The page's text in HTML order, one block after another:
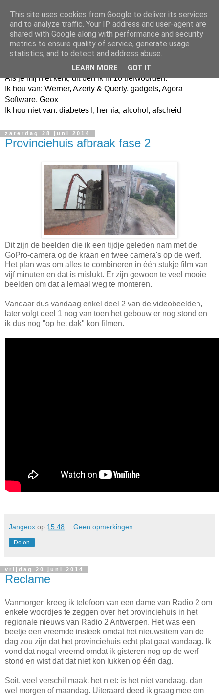
Jangeox' blog
Als je mij niet kent, dit ben ik in 10 trefwoorden.
Ik hou van: Werner, Azerty & Querty, gadgets, Agora
Software, Geox
Ik hou niet van: diabetes I, hernia, alcohol, afscheid
zaterdag 28 juni 2014
Provinciehuis afbraak fase 2
Dit zijn de beelden die ik een tijdje geleden nam met de
GoPro-camera op de kraan en twee camera's op de werf.
Het plan was om alles te combineren in één stukje film van
vijf minuten en dat is mislukt. Er zijn gewoon te veel mooie
beelden om dat allemaal weg te monteren.
Vandaar dus vandaag enkel deel 2 van de videobeelden,
later volgt deel 1 nog van toen het gebouw er nog stond en
ik dus nog "op het dak" kon filmen.
Jangeox op 15:48 Geen opmerkingen:
Delen
vrijdag 20 juni 2014
Reclame
Vanmorgen kreeg ik telefoon van een dame van Radio 2 om
enkele woordjes te zeggen over het provinciehuis in het
regionale nieuws van Radio 2 Antwerpen. Het was een
beetje een vreemde insteek omdat het nieuwsitem van de
dag zou zijn dat het provinciehuis echt plat gaat vandaag. Ik
vond dat nogal vreemd omdat ik gisteren nog op de werf
stond en wist dat dat niet kon lukken op één dag.
Soit, veel verschil maakt het niet: is het niet vandaag, dan
wel morgen of maandag. Uiteraard deed ik graag mee om
This site uses cookies from Google to deliver its services
and to analyze traffic. Your IP address and user-agent are
shared with Google along with performance and security
metrics to ensure quality of service, generate usage
statistics, and to detect and address abuse.
LEARN MORE GOT IT